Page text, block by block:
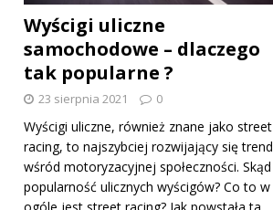
Wyścigi uliczne
samochodowe – dlaczego
tak popularne ?
23 sierpnia 2021 0
Wyścigi uliczne, również znane jako street
racing, to najszybciej rozwijający się trend
wśród motoryzacyjnej społeczności. Skąd
popularność ulicznych wyścigów? Co to w
ogóle jest street racing? Jak powstała ta